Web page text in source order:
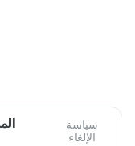
سياسة
الإلغاء